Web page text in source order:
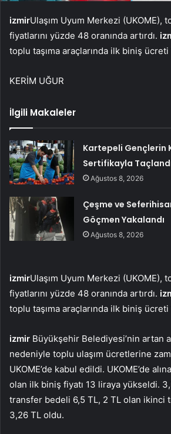
izmirUlaşım Uyum Merkezi (UKOME),
fiyatlarını yüzde 48 oranında artırdı.
toplu taşıma araçlarında ilk biniş ücreti
KERİM UĞUR
İlgili Makaleler
Kartepeli Gençlerin
Sertifikayla
Ağustos 8, 2026
Çeşme ve
Göçmen Yakalandı
Ağustos 8, 2026
izmirUlaşım Uyum Merkezi (UKOME),
fiyatlarını yüzde 48 oranında artırdı.
toplu taşıma araçlarında ilk biniş ücreti
izmir Büyükşehir Belediyesi’nin artan
nedeniyle toplu ulaşım ücretlerine
UKOME’de kabul edildi. UKOME’de
olan ilk biniş fiyatı 13 liraya yükseldi.
transfer bedeli 6,5 TL, 2 TL olan ikinci
3,26 TL oldu.